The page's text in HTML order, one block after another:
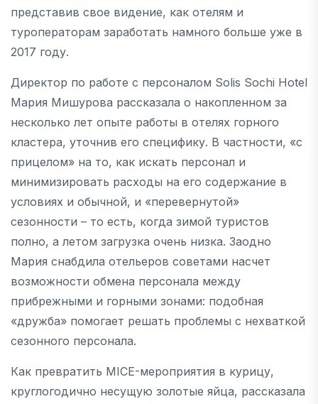
представив свое видение, как отелям и
туроператорам заработать намного больше уже в
2017 году.
Директор по работе с персоналом Solis Sochi Hotel
Мария Мишурова рассказала о накопленном за
несколько лет опыте работы в отелях горного
кластера, уточнив его специфику. В частности, «с
прицелом» на то, как искать персонал и
минимизировать расходы на его содержание в
условиях и обычной, и «перевернутой»
сезонности – то есть, когда зимой туристов
полно, а летом загрузка очень низка. Заодно
Мария снабдила отельеров советами насчет
возможности обмена персонала между
прибрежными и горными зонами: подобная
«дружба» помогает решать проблемы с нехваткой
сезонного персонала.
Как превратить MICE-мероприятия в курицу,
круглогодично несущую золотые яйца, рассказала